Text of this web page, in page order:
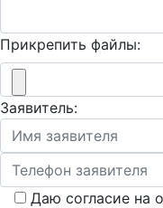
Прикрепить файлы:
Заявитель:
Даю согласие на